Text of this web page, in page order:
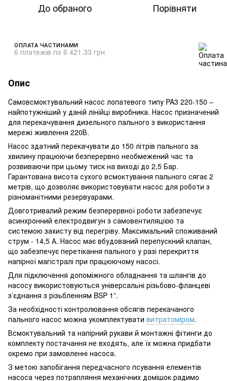
До обраного Порівняти
ОПЛАТА ЧАСТИНАМИ
6 платежів по 6 421.33 грн
Опис
Самовсмоктувальний насос лопатевого типу PA3 220-150 –
найпотужніший у даній лінійці виробника. Насос призначений
для перекачування дизельного пального з використання
мережі живлення 220В.
Насос здатний перекачувати до 150 літрів пального за
хвилину працюючи безперервно необмежений час та
розвиваючи при цьому тиск на виході до 2,5 Бар.
Гарантована висота сухого всмоктування пального сягає 2
метрів, що дозволяє використовувати насос для роботи з
різноманітними резервуарами.
Довготривалий режим безперервної роботи забезпечує
асинхронний електродвигун з самовентиляцією та
системою захисту від перегріву. Максимальний споживаний
струм - 14,5 А. Насос має вбудований перепускний клапан,
що забезпечує перетікання пального у разі перекриття
напірної магістралі при працюючому насосі.
Для підключення допоміжного обладнання та шлангів до
насосу використовуються універсальні різьбово-фланцеві
з’єднання з різьбленням BSP 1”.
За необхідності контролювання обсягів перекачаного
пального насос можна укомплектувати витратоміром.
Всмоктувальний та напірний рукави й монтажні фітинги до
комплекту постачання не входять, але їх можна придбати
окремо при замовленні насоса.
З метою запобігання передчасного псування елементів
насоса через потрапляння механічних домішок радимо